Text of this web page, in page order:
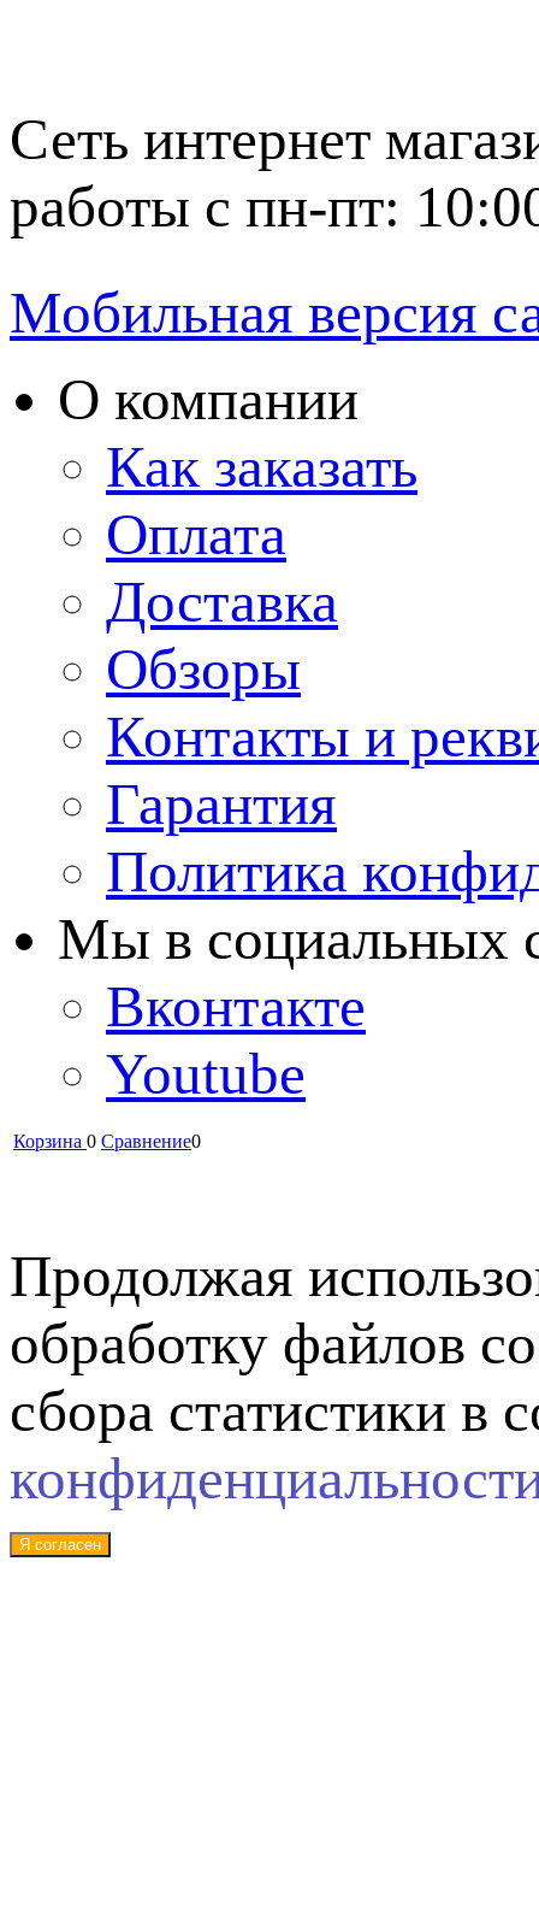
Сеть интернет
работы с пн-пт:
Мобильная версия
О компании
Как заказать
Оплата
Доставка
Обзоры
Контакты и
Гарантия
Политика
Мы в cоциальных
Вконтакте
Youtube
Корзина 0 Сравнение0
Продолжая
обработку файлов
сбора статистики в
Я согласен